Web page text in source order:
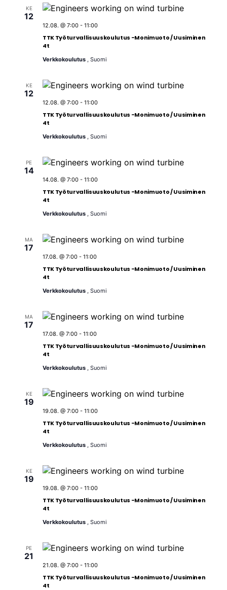
j
N
m
t
i
o
i
i
KE
12
TTK Työturvallisuuskoulutus -Monimuoto / Uusiminen
4t
12.08. @ 7:00 - 11:00
Verkkokoulutus , Suomi
KE
12
TTK Työturvallisuuskoulutus -Monimuoto / Uusiminen
4t
12.08. @ 7:00 - 11:00
Verkkokoulutus , Suomi
PE
14
TTK Työturvallisuuskoulutus -Monimuoto / Uusiminen
4t
14.08. @ 7:00 - 11:00
Verkkokoulutus , Suomi
MA
17
TTK Työturvallisuuskoulutus -Monimuoto / Uusiminen
4t
17.08. @ 7:00 - 11:00
Verkkokoulutus , Suomi
MA
17
TTK Työturvallisuuskoulutus -Monimuoto / Uusiminen
4t
17.08. @ 7:00 - 11:00
Verkkokoulutus , Suomi
KE
19
TTK Työturvallisuuskoulutus -Monimuoto / Uusiminen
4t
19.08. @ 7:00 - 11:00
Verkkokoulutus , Suomi
KE
19
TTK Työturvallisuuskoulutus -Monimuoto / Uusiminen
4t
19.08. @ 7:00 - 11:00
Verkkokoulutus , Suomi
PE
21
TTK Työturvallisuuskoulutus -Monimuoto / Uusiminen
4t
21.08. @ 7:00 - 11:00